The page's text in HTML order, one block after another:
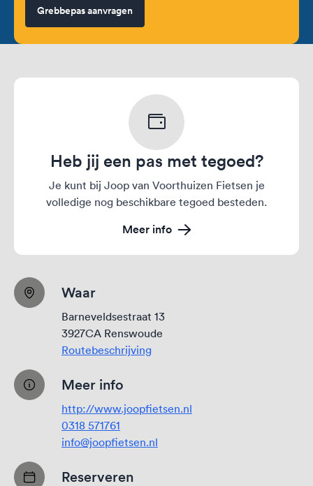
Grebbepas aanvragen
Heb jij een pas met tegoed?
Je kunt bij Joop van Voorthuizen Fietsen je
volledige nog beschikbare tegoed besteden.
Meer info
Waar
Barneveldsestraat 13
3927CA Renswoude
Routebeschrijving
Meer info
http://www.joopfietsen.nl
0318 571761
info@joopfietsen.nl
Reserveren